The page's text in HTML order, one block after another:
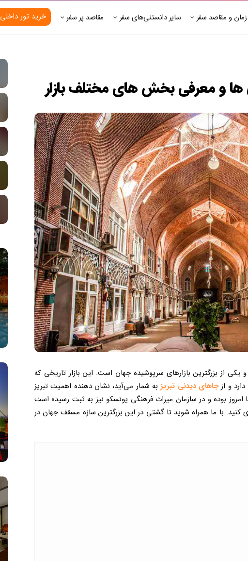
زمان و مقاصد سفر سایر دانستنی‌های سفر مقاصد پر سفر خرید تور داخلی
ها و معرفی بخش های مختلف بازار
و یکی از بزرگترین بازارهای سرپوشیده جهان است. این بازار تاریخی که
و ازجاهای دیدنی تبریز به شمار می‌آید، نشان دهنده اهمیت تبریز
امروز بوده و در سازمان میراث فرهنگی یونسکو نیز به ثبت رسیده است
کنید. با ما همراه شوید تا گشتی در این بزرگترین سازه مسقف جهان در